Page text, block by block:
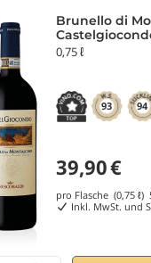
Brunello di
0,75 ℓ
93 94
39,90€
pro Flasche (0,75 ℓ)
Inkl. MwSt. und